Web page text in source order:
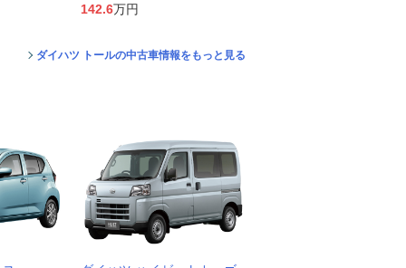
142.6万円
ダイハツ トールの中古車情報をもっと見る